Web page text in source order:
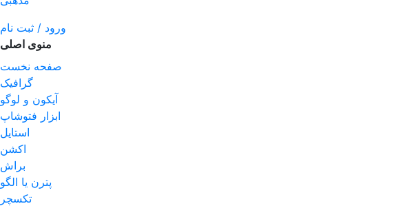
ورود / ثبت نام
منوی اصلی
صفحه نخست
گرافیک
آیکون و لوگو
ابزار فتوشاپ
استایل
اکشن
براش
پترن یا الگو
تکسچر